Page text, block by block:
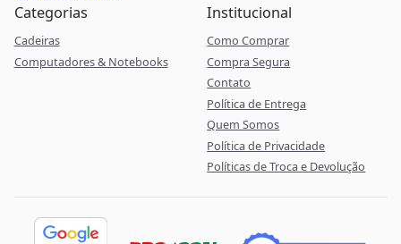
Categorias
Cadeiras
Computadores & Notebooks
Institucional
Como Comprar
Compra Segura
Contato
Política de Entrega
Quem Somos
Política de Privacidade
Políticas de Troca e Devolução